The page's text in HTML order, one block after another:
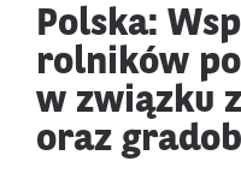
Polska:
rolników
w związku
oraz